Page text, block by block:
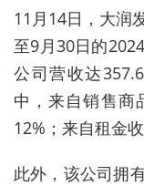
11月14日，大润
至9月30日的
公司营收达
中，来自销售商
12%；来自租金
此外，该公司拥